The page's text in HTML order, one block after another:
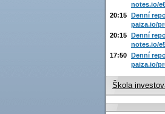
notes.io/
20:15 Denní
paiza.io/
20:15 Denní
notes.io/
17:50 Denní
paiza.io/
Škola